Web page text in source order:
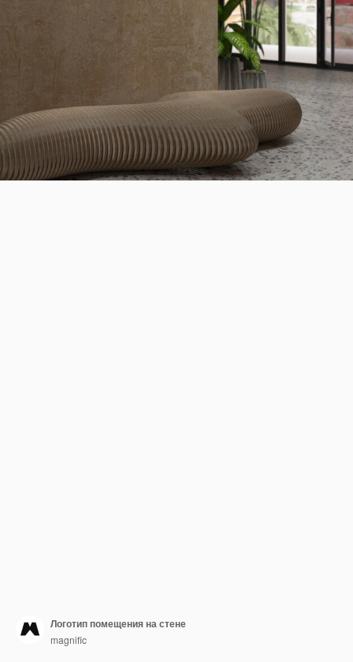
Логотип помещения на стене
magnific